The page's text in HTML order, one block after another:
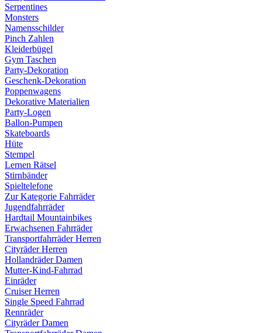
Serpentines
Monsters
Namensschilder
Pinch Zahlen
Kleiderbügel
Gym Taschen
Party-Dekoration
Geschenk-Dekoration
Poppenwagens
Dekorative Materialien
Party-Logen
Ballon-Pumpen
Skateboards
Hüte
Stempel
Lernen Rätsel
Stirnbänder
Spieltelefone
Zur Kategorie Fahrräder
Jugendfahrräder
Hardtail Mountainbikes
Erwachsenen Fahrräder
Transportfahrräder Herren
Cityräder Herren
Hollandräder Damen
Mutter-Kind-Fahrrad
Einräder
Cruiser Herren
Single Speed Fahrrad
Rennräder
Cityräder Damen